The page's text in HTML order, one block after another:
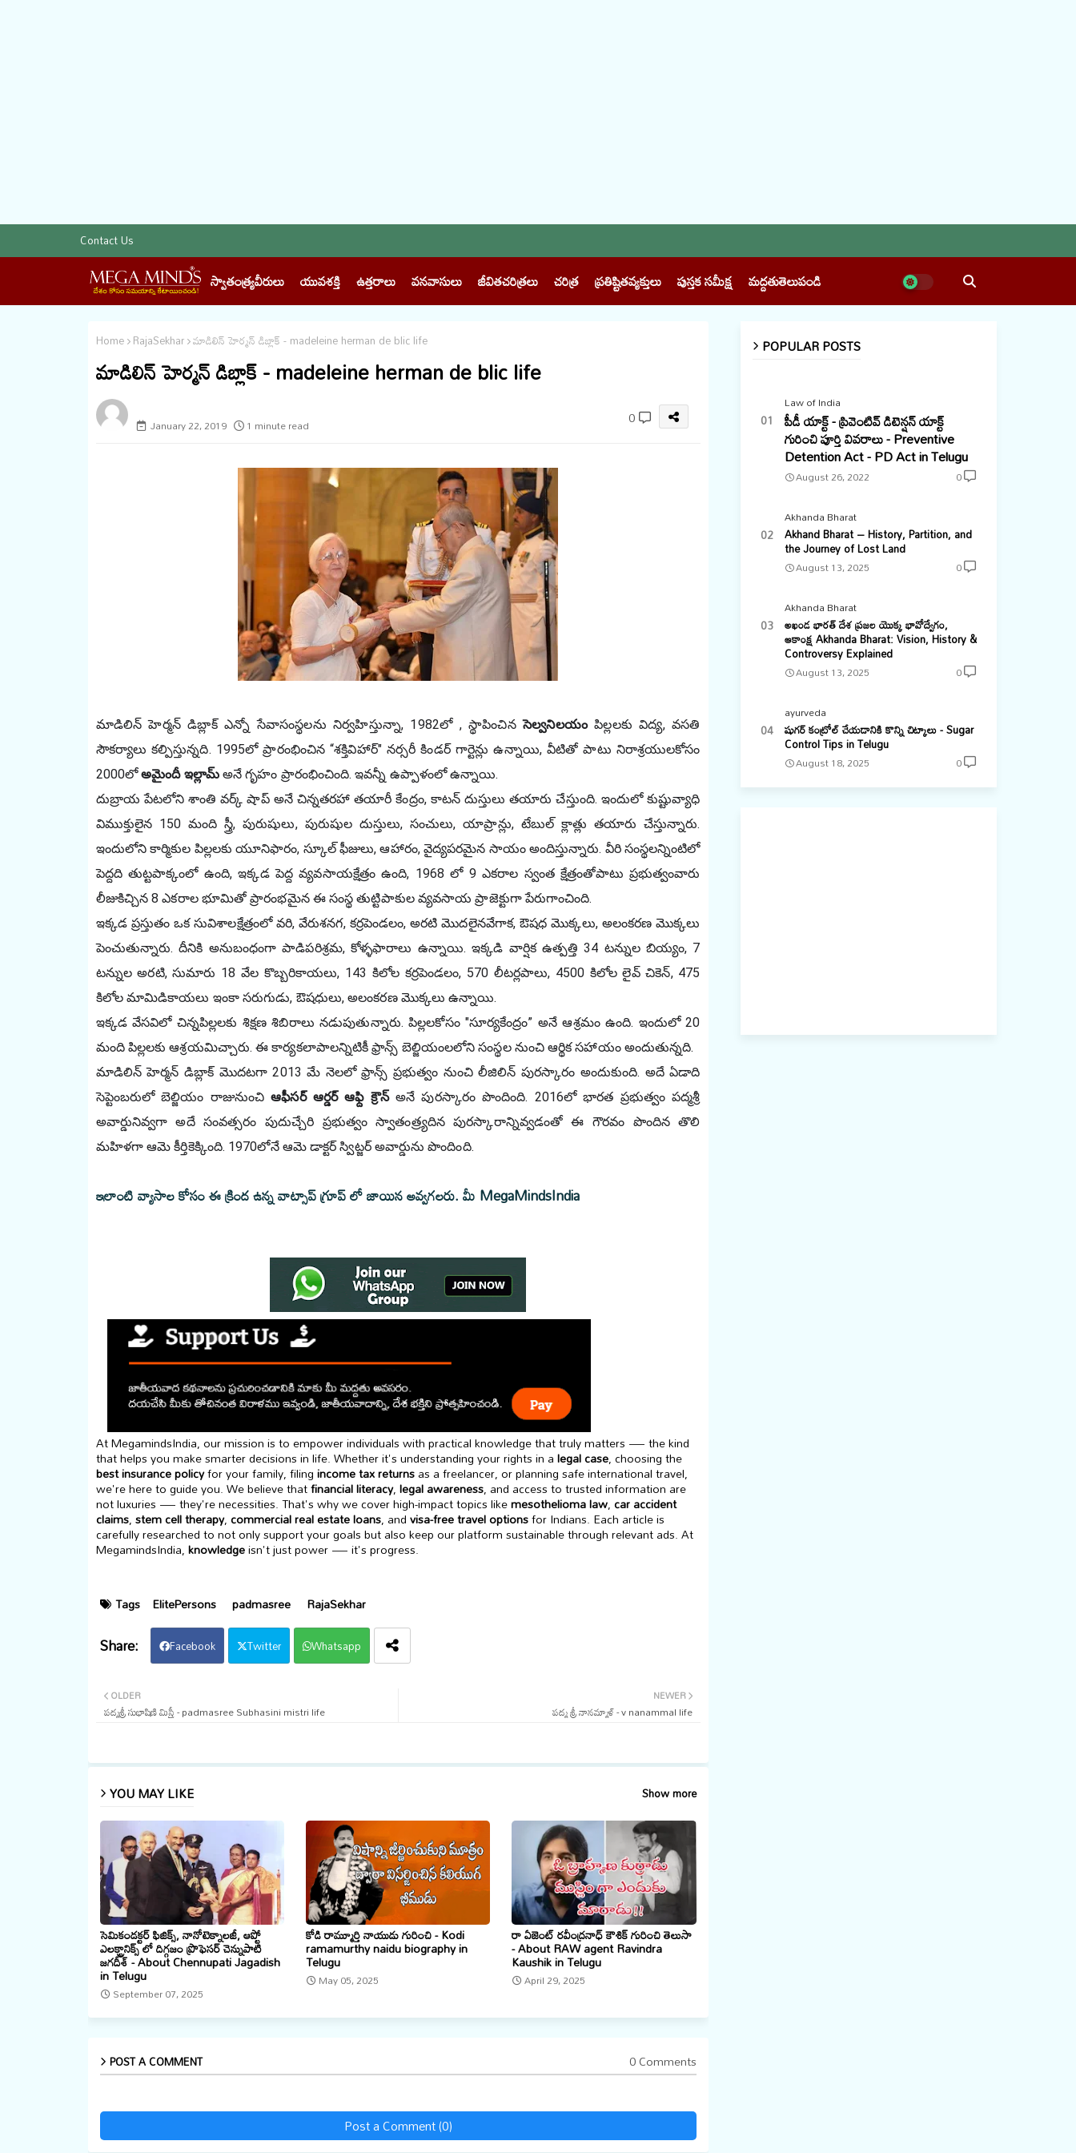
Contact Us
స్వాతంత్య్రవీరులు యువశక్తి ఉత్తరాలు వనవాసులు జీవితచరిత్రలు చరిత్ర ప్రతిష్టితవ్యక్తులు పుస్తక సమీక్ష మద్దతుతెలుపండి
Home RajaSekhar మాడిలిన్ హెర్మన్ డిబ్లాక్ - madeleine herman de blic life
మాడిలిన్ హెర్మన్ డిబ్లాక్ - madeleine herman de blic life
January 22, 2019
1 minute read 0
మాడిలిన్ హెర్మన్ డిబ్లాక్ ఎన్నో సేవాసంస్థలను నిర్వహిస్తున్నా, 1982లో , స్థాపించిన సెల్వనిలయం పిల్లలకు విద్య, వసతి
సౌకర్యాలు కల్పిస్తున్నది. 1995లో ప్రారంభించిన “శక్తివిహార్" నర్సరీ కిండర్ గార్టెన్లు ఉన్నాయి, వీటితో పాటు నిరాశ్రయులకోసం
2000లో అమైందీ ఇల్లామ్ అనే గృహం ప్రారంభించింది. ఇవన్నీ ఉప్పాళంలో ఉన్నాయి.
దుబ్రాయ పేటలోని శాంతి వర్క్ షాప్ అనే చిన్నతరహా తయారీ కేంద్రం, కాటన్ దుస్తులు తయారు చేస్తుంది. ఇందులో కుష్టువ్యాధి
విముక్తులైన 150 మంది స్త్రీ, పురుషులు, పురుషుల దుస్తులు, సంచులు, యాప్రాన్లు, టేబుల్ క్లాత్లు తయారు చేస్తున్నారు.
ఇందులోని కార్మికుల పిల్లలకు యూనిఫారం, స్కూల్ ఫీజులు, ఆహారం, వైద్యపరమైన సాయం అందిస్తున్నారు. వీరి సంస్థలన్నింటిలో
పెద్దది తుట్టపాక్కంలో ఉంది, ఇక్కడ పెద్ద వ్యవసాయక్షేత్రం ఉంది, 1968 లో 9 ఎకరాల స్వంత క్షేత్రంతోపాటు ప్రభుత్వంవారు
లీజుకిచ్చిన 8 ఎకరాల భూమితో ప్రారంభమైన ఈ సంస్థ తుట్టిపాకుల వ్యవసాయ ప్రాజెక్టుగా పేరుగాంచింది.
ఇక్కడ ప్రస్తుతం ఒక సువిశాలక్షేత్రంలో వరి, వేరుశనగ, కర్రపెండలం, అరటి మొదలైనవేగాక, ఔషధ మొక్కలు, అలంకరణ మొక్కలు
పెంచుతున్నారు. దీనికి అనుబంధంగా పాడిపరిశ్రమ, కోళ్ళఫారాలు ఉన్నాయి. ఇక్కడి వార్షిక ఉత్పత్తి 34 టన్నుల బియ్యం, 7
టన్నుల అరటి, సుమారు 18 వేల కొబ్బరికాయలు, 143 కిలోల కర్రపెండలం, 570 లీటర్లపాలు, 4500 కిలోల లైవ్ చికెన్, 475
కిలోల మామిడికాయలు ఇంకా సరుగుడు, ఔషధులు, అలంకరణ మొక్కలు ఉన్నాయి.
ఇక్కడ వేసవిలో చిన్నపిల్లలకు శిక్షణ శిబిరాలు నడుపుతున్నారు. పిల్లలకోసం "సూర్యకేంద్రం” అనే ఆశ్రమం ఉంది. ఇందులో 20
మంది పిల్లలకు ఆశ్రయమిచ్చారు. ఈ కార్యకలాపాలన్నిటికీ ఫ్రాన్స్ బెల్జియంలలోని సంస్థల నుంచి ఆర్థిక సహాయం అందుతున్నది.
మాడిలిన్ హెర్మన్ డిబ్లాక్ మొదటగా 2013 మే నెలలో ఫ్రాన్స్ ప్రభుత్వం నుంచి లీజిలిన్ పురస్కారం అందుకుంది. అదే ఏడాది
సెప్టెంబరులో బెల్జియం రాజునుంచి ఆఫీసర్ ఆర్డర్ ఆఫ్ది క్రౌన్ అనే పురస్కారం పొందింది. 2016లో భారత ప్రభుత్వం పద్మశ్రీ
అవార్డునివ్వగా అదే సంవత్సరం పుదుచ్చేరి ప్రభుత్వం స్వాతంత్ర్యదిన పురస్కారాన్నివ్వడంతో ఈ గౌరవం పొందిన తొలి
మహిళగా ఆమె కీర్తికెక్కింది. 1970లోనే ఆమె డాక్టర్ స్విట్జర్ అవార్డును పొందింది.
ఇలాంటి వ్యాసాల కోసం ఈ క్రింద ఉన్న వాట్సాప్ గ్రూప్ లో జాయిన అవ్వగలరు.మీ MegaMindsIndia
At MegamindsIndia, our mission is to empower individuals with practical knowledge that truly matters — the kind
that helps you make smarter decisions in life. Whether it's understanding your rights in alegal case, choosing the
best insurance policyfor your family, filingincome tax returnsas a freelancer, or planning safe international travel,
we're here to guide you. We believe thatfinancial literacy,legal awareness, and access to trusted information are
not luxuries — they're necessities. That's why we cover high-impact topics likemesothelioma law,car accident
claims,stem cell therapy,commercial real estate loans, andvisa-free travel optionsfor Indians. Each article is
carefully researched to not only support your goals but also keep our platform sustainable through relevant ads. At
MegamindsIndia,knowledgeisn't just power — it's progress.
Tags ElitePersons padmasree RajaSekhar
Facebook Twitter Whatsapp
NEWER
పద్మ శ్రీ నానమ్మాళ్ - v nanammal life
OLDER
పద్మశ్రీ సుభాషిణి మిస్త్రీ - padmasree Subhasini mistri life
YOU MAY LIKE Show more
సెమికండక్టర్ ఫిజిక్స్, నానోటెక్నాలజీ, ఆప్టో
ఎలక్ట్రానిక్స్ లో దిగ్గజం ప్రొఫెసర్ చెన్నుపాటి
జగదీశ్ - About Chennupati Jagadish
in Telugu
September 07, 2025
కోడి రామ్మూర్తి నాయుడు గురించి - Kodi
ramamurthy naidu biography in
Telugu
May 05, 2025
రా ఏజెంట్ రవీంద్రనాధ్ కౌశిక్ గురించి తెలుసా
- About RAW agent Ravindra
Kaushik in Telugu
April 29, 2025
POST A COMMENT 0 Comments
Post a Comment (0)
POPULAR POSTS
Law of India
పీడీ యాక్ట్ - ప్రివెంటివ్ డిటెన్షన్ యాక్ట్
గురించి పూర్తి వివరాలు - Preventive
Detention Act - PD Act in Telugu
August 26, 2022 0
Akhanda Bharat
Akhand Bharat – History, Partition, and
the Journey of Lost Land
August 13, 2025 0
Akhanda Bharat
అఖండ భారత్ దేశ ప్రజల యొక్క భావోద్వేగం,
ఆకాంక్ష Akhanda Bharat: Vision, History &
Controversy Explained
August 13, 2025 0
ayurveda
షుగర్ కంట్రోల్ చేయడానికి కొన్ని చిట్కాలు - Sugar
Control Tips in Telugu
August 18, 2025 0